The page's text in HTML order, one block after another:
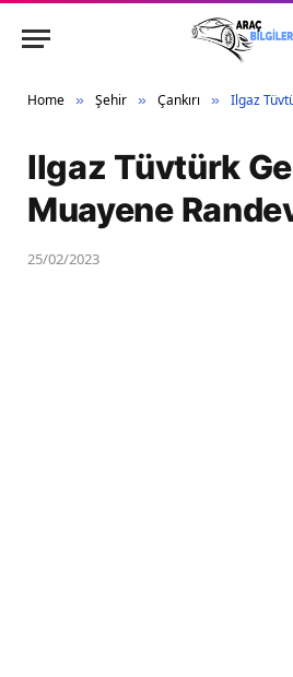
Home » Şehir » Çankırı » Ilgaz
Ilgaz Tüvtürk
Muayene
25/02/2023